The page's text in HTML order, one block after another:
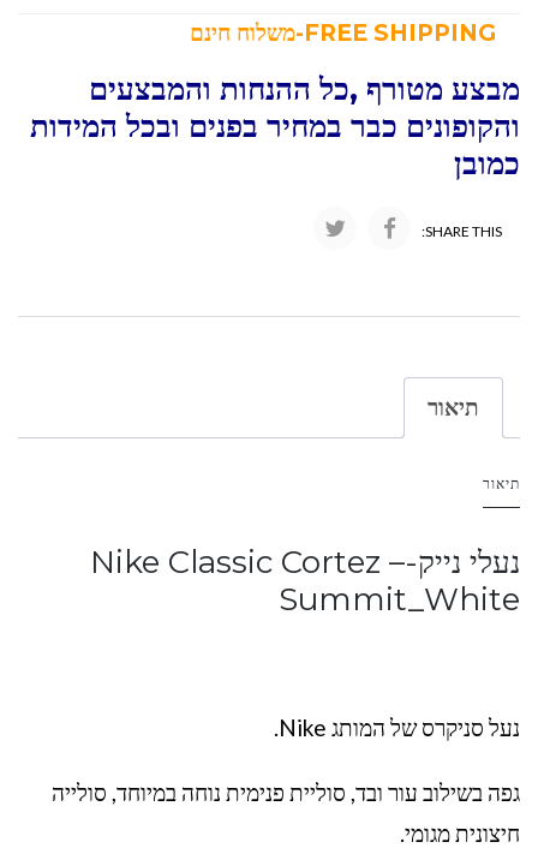
מבצע מטורף ,כל ההנחות והמבצעים
והקופונים כבר במחיר בפנים ובכל המידות
כמובן
SHARE THIS:
תיאור
תיאור
נעלי נייק-Nike Classic Cortez –
Summit_White
נעל סניקרס של המותג Nike.
גפה בשילוב עור ובד, סוליית פנימית נוחה במיוחד, סולייה
חיצונית מגומי.